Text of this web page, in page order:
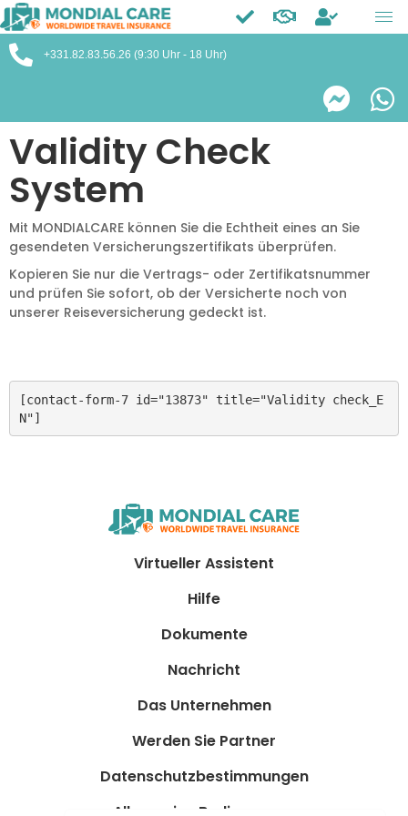
Trustpilot
+331.82.83.56.26 (9:30 Uhr - 18 Uhr)
Validity Check
System
Mit MONDIALCARE können Sie die Echtheit eines an Sie
gesendeten Versicherungszertifikats überprüfen.
Kopieren Sie nur die Vertrags- oder Zertifikatsnummer
und prüfen Sie sofort, ob der Versicherte noch von
unserer Reiseversicherung gedeckt ist.
[contact-form-7 id="13873" title="Validity check_E
N"]
Virtueller Assistent
Hilfe
Dokumente
Nachricht
Das Unternehmen
Werden Sie Partner
Datenschutzbestimmungen
Allgemeine Bedingungen